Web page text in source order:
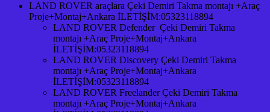
LAND ROVER araçlara Çeki Demiri Takma montajı +Araç
Proje+Montaj+Ankara İLETİŞİM:05323118894
LAND ROVER Defender Çeki Demiri Takma
montajı +Araç Proje+Montaj+Ankara
İLETİŞİM:05323118894
LAND ROVER Discovery Çeki Demiri Takma
montajı +Araç Proje+Montaj+Ankara
İLETİŞİM:05323118894
LAND ROVER Freelander Çeki Demiri Takma
montajı +Araç Proje+Montaj+Ankara